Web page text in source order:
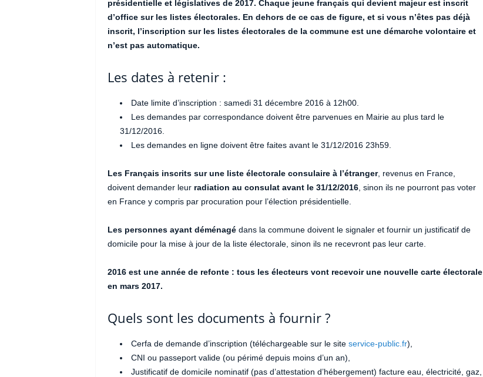
présidentielle et législatives de 2017. Chaque jeune français qui devient majeur est inscrit
d’office sur les listes électorales. En dehors de ce cas de figure, et si vous n’êtes pas déjà
inscrit, l’inscription sur les listes électorales de la commune est une démarche volontaire et
n’est pas automatique.
Les dates à retenir :
Date limite d’inscription : samedi 31 décembre 2016 à 12h00.
Les demandes par correspondance doivent être parvenues en Mairie au plus tard le
31/12/2016.
Les demandes en ligne doivent être faites avant le 31/12/2016 23h59.
Les Français inscrits sur une liste électorale consulaire à l’étranger, revenus en France,
doivent demander leur radiation au consulat avant le 31/12/2016, sinon ils ne pourront pas voter
en France y compris par procuration pour l’élection présidentielle.
Les personnes ayant déménagédans la commune doivent le signaler et fournir un justificatif de
domicile pour la mise à jour de la liste électorale, sinon ils ne recevront pas leur carte.
2016 est une année de refonte : tous les électeurs vont recevoir une nouvelle carte électorale
en mars 2017.
Quels sont les documents à fournir ?
Cerfa de demande d’inscription (téléchargeable sur le site service-public.fr),
CNI ou passeport valide (ou périmé depuis moins d’un an),
Justificatif de domicile nominatif (pas d’attestation d’hébergement) facture eau, électricité, gaz,